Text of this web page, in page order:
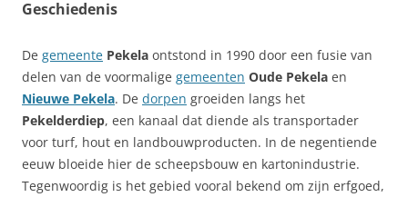
Geschiedenis
De gemeente Pekela ontstond in 1990 door een fusie van
delen van de voormalige gemeenten Oude Pekela en
Nieuwe Pekela. De dorpen groeiden langs het
Pekelderdiep, een kanaal dat diende als transportader
voor turf, hout en landbouwproducten. In de negentiende
eeuw bloeide hier de scheepsbouw en kartonindustrie.
Tegenwoordig is het gebied vooral bekend om zijn erfgoed,